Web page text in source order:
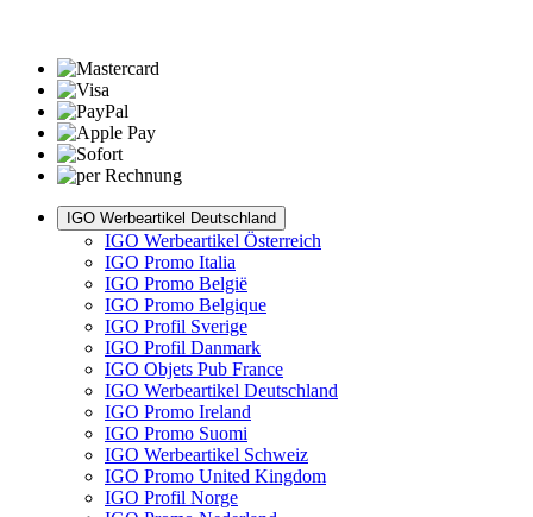
IGO Werbeartikel Deutschland
IGO Werbeartikel Österreich
IGO Promo Italia
IGO Promo België
IGO Promo Belgique
IGO Profil Sverige
IGO Profil Danmark
IGO Objets Pub France
IGO Werbeartikel Deutschland
IGO Promo Ireland
IGO Promo Suomi
IGO Werbeartikel Schweiz
IGO Promo United Kingdom
IGO Profil Norge